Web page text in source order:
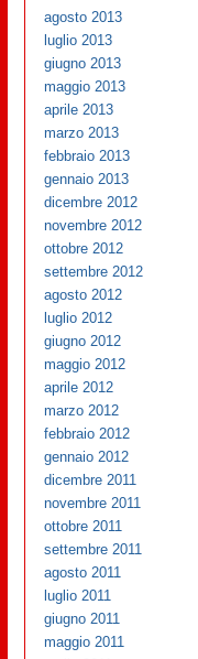
agosto 2013
luglio 2013
giugno 2013
maggio 2013
aprile 2013
marzo 2013
febbraio 2013
gennaio 2013
dicembre 2012
novembre 2012
ottobre 2012
settembre 2012
agosto 2012
luglio 2012
giugno 2012
maggio 2012
aprile 2012
marzo 2012
febbraio 2012
gennaio 2012
dicembre 2011
novembre 2011
ottobre 2011
settembre 2011
agosto 2011
luglio 2011
giugno 2011
maggio 2011